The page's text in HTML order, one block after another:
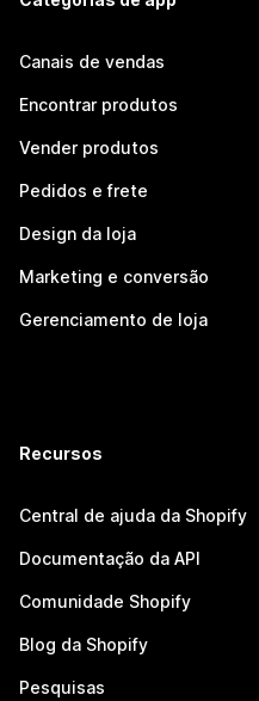
Canais de vendas
Encontrar produtos
Vender produtos
Pedidos e frete
Design da loja
Marketing e conversão
Gerenciamento de loja
Recursos
Central de ajuda da Shopify
Documentação da API
Comunidade Shopify
Blog da Shopify
Pesquisas